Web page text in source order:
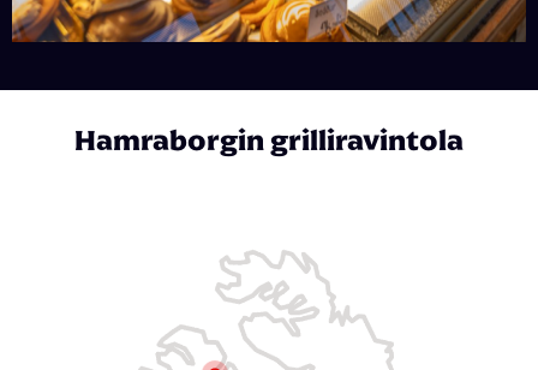
Hamraborgin grilliravintola